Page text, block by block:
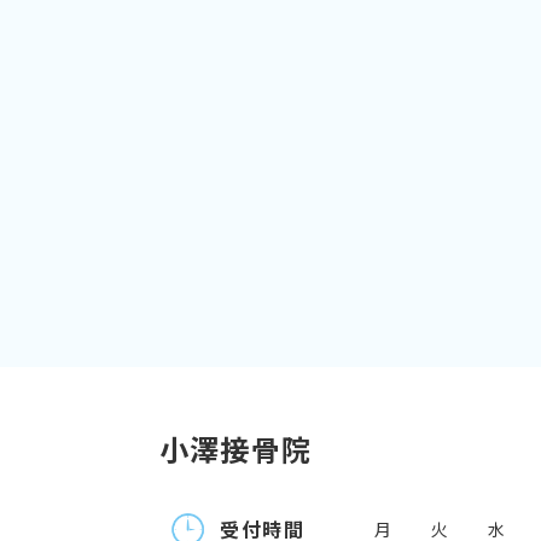
小澤接骨院
受付時間 月 火 水